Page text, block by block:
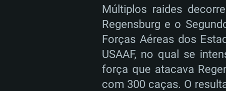
Múltiplos raides
Regensburg e o
Forças Aéreas dos
USAAF, no qual se
força que atacava
com 300 caças. O